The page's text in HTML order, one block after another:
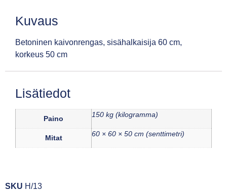
Kuvaus
Betoninen kaivonrengas, sisähalkaisija 60 cm,
korkeus 50 cm
Lisätiedot
Paino 150 kg (kilogramma)
Mitat 60 × 60 × 50 cm (senttimetri)
SKU H/13